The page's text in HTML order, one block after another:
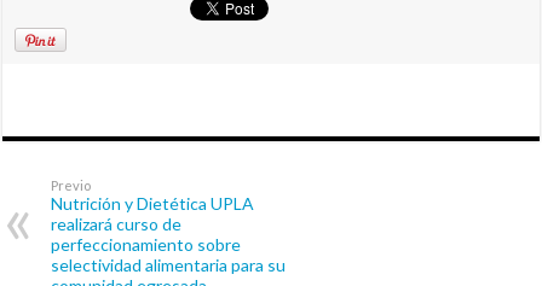
Previo
Nutrición y Dietética UPLA
realizará curso de
perfeccionamiento sobre
selectividad alimentaria para su